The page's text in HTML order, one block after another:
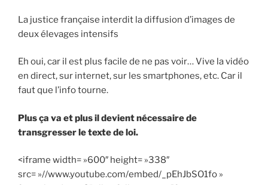
La justice française interdit la diffusion d’images de
deux élevages intensifs
Eh oui, car il est plus facile de ne pas voir… Vive la vidéo
en direct, sur internet, sur les smartphones, etc. Car il
faut que l’info tourne.
Plus ça va et plus il devient nécessaire de
transgresser le texte de loi.
<iframe width= »600″ height= »338″
src= »//www.youtube.com/embed/_pEhJbSO1fo »